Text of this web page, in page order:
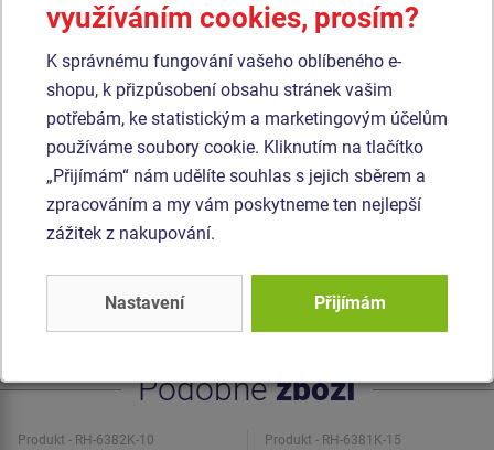
vlákna. Závěsná lana jsou vyrobena z materiálu
HERKULES (16 mm lana z polypropylenu s vnitřním
ocelovým jádrem). Podesta je vyrobena z HPL (vysokotlaký
laminát opatřený protiskluzem, který se vyznačuje vysokou
barevnou stálostí, odolností proti poškrábání a odolností
proti vodě). Sedátko Baby je vyrobeno z pryže a je
vyztuženo hliníkovou vložkou. Sedátko Normal je hliníkové,
obalené měkkou a pohodlnou pryží. Houpačka je
Podobnézboží
Produkt - RH-6382K-10 Produkt - RH-6381K-15
využíváním cookies, prosím?
K správnému fungování vašeho oblíbeného e-
shopu, k přizpůsobení obsahu stránek vašim
potřebám, ke statistickým a marketingovým účelům
používáme soubory cookie. Kliknutím na tlačítko
„Přijímám“ nám udělíte souhlas s jejich sběrem a
zpracováním a my vám poskytneme ten nejlepší
zážitek z nakupování.
Nastavení Přijímám